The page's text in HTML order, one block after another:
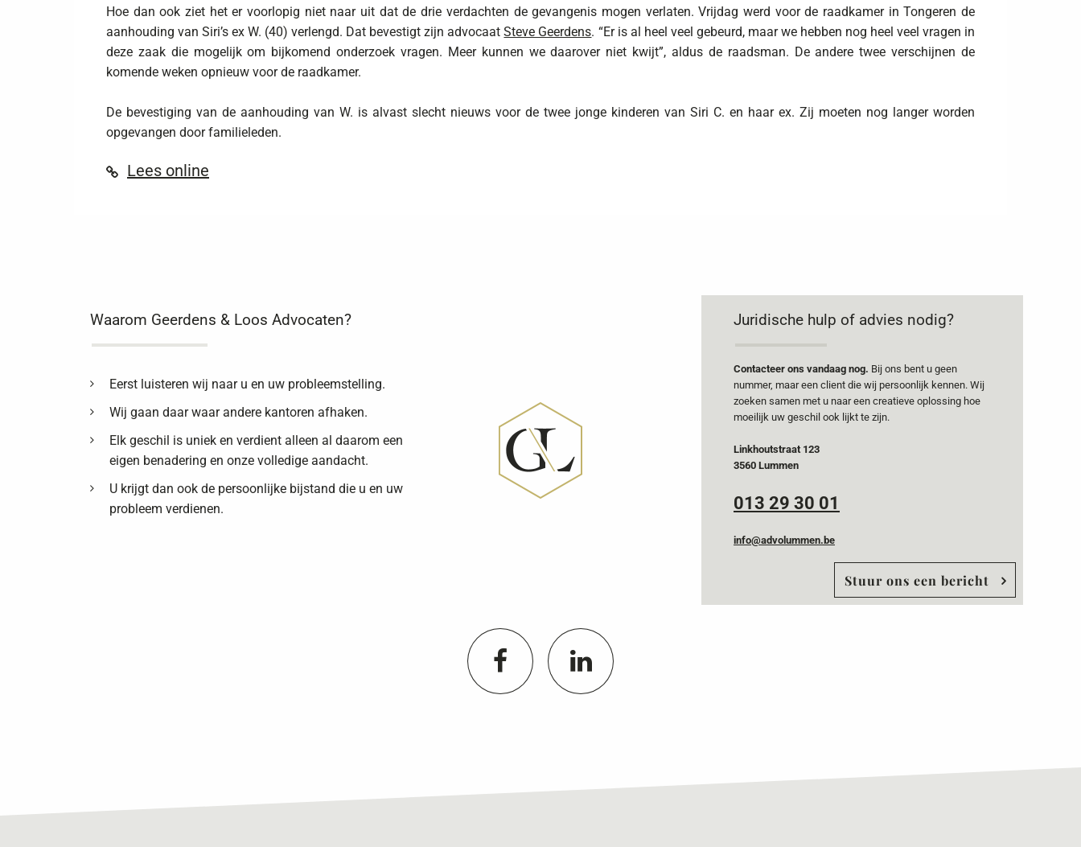
Hoe dan ook ziet het er voorlopig niet naar uit dat de drie verdachten de gevangenis mogen verlaten. Vrijdag werd voor de raadkamer in Tongeren de
aanhouding van Siri’s ex W. (40) verlengd. Dat bevestigt zijn advocaatSteve Geerdens. “Er is al heel veel gebeurd, maar we hebben nog heel veel vragen in
deze zaak die mogelijk om bijkomend onderzoek vragen. Meer kunnen we daarover niet kwijt”, aldus de raadsman. De andere twee verschijnen de
komende weken opnieuw voor de raadkamer.
De bevestiging van de aanhouding van W. is alvast slecht nieuws voor de twee jonge kinderen van Siri C. en haar ex. Zij moeten nog langer worden
opgevangen door familieleden.
Lees online
Waarom Geerdens & Loos Advocaten?
Eerst luisteren wij naar u en uw probleemstelling.
Wij gaan daar waar andere kantoren afhaken.
Elk geschil is uniek en verdient alleen al daarom een
eigen benadering en onze volledige aandacht.
U krijgt dan ook de persoonlijke bijstand die u en uw
probleem verdienen.
Juridische hulp of advies nodig?
Contacteer ons vandaag nog. Bij ons bent u geen
nummer, maar een client die wij persoonlijk kennen. Wij
zoeken samen met u naar een creatieve oplossing hoe
moeilijk uw geschil ook lijkt te zijn.
Linkhoutstraat 123
3560 Lummen
013 29 30 01
info@advolummen.be
Stuur ons een bericht